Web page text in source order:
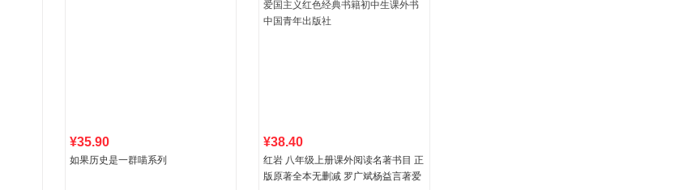
大家电
¥35.90
如果历史是一群喵系列
¥38.40
红岩 八年级上册课外阅读名著书目 正
版原著全本无删减 罗广斌杨益言著爱